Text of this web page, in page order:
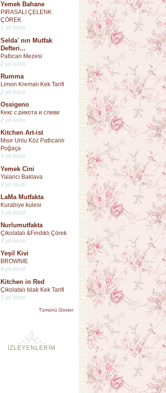
Yemek Bahane
PIRASALI ÇELENK
ÇÖREK
1 yıl önce
Selda' nın Mutfak
Defteri...
Patlıcan Mezesi
2 yıl önce
Rumma
Limon Kremalı Kek Tarifi
2 yıl önce
Ossigeno
Кекс с рикота и сливи
2 yıl önce
Kitchen Art-ist
Mısır Unlu Köz Patlıcanlı
Poğaça
3 yıl önce
Yemek Cini
Yalancı Baklava
3 yıl önce
LaMa Mutfakta
Kurabiye kulesi
3 yıl önce
Nurlumutfakta
Çikolatalı &Fındıklı Çörek
3 yıl önce
Yeşil Kivi
BROWNIE
4 yıl önce
Kitchen in Red
Çikolatalı Islak Kek Tarifi
5 yıl önce
Tümünü Göster
İZLEYENLERİM